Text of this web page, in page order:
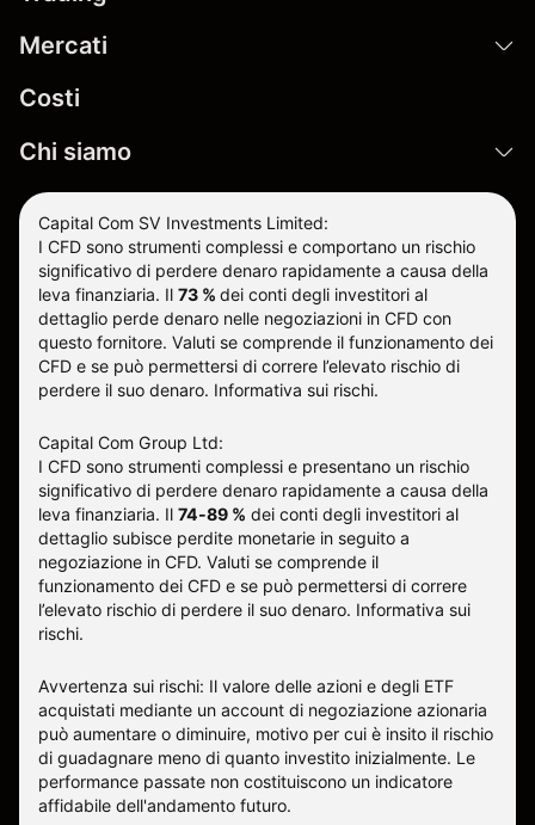
Mercati
Costi
Chi siamo
Capital Com SV Investments Limited:
I CFD sono strumenti complessi e comportano un rischio
significativo di perdere denaro rapidamente a causa della
leva finanziaria. Il 73 % dei conti degli investitori al
dettaglio perde denaro nelle negoziazioni in CFD con
questo fornitore. Valuti se comprende il funzionamento dei
CFD e se può permettersi di correre l’elevato rischio di
perdere il suo denaro. Informativa sui rischi.
Capital Com Group Ltd:
I CFD sono strumenti complessi e presentano un rischio
significativo di perdere denaro rapidamente a causa della
leva finanziaria. Il 74-89 % dei conti degli investitori al
dettaglio subisce perdite monetarie in seguito a
negoziazione in CFD. Valuti se comprende il
funzionamento dei CFD e se può permettersi di correre
l’elevato rischio di perdere il suo denaro. Informativa sui
rischi.
Avvertenza sui rischi: Il valore delle azioni e degli ETF
acquistati mediante un account di negoziazione azionaria
può aumentare o diminuire, motivo per cui è insito il rischio
di guadagnare meno di quanto investito inizialmente. Le
performance passate non costituiscono un indicatore
affidabile dell'andamento futuro.